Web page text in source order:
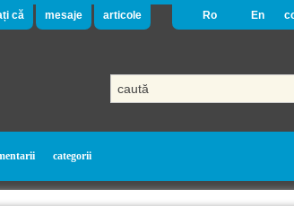
că mesaje articole Ro En
categorii